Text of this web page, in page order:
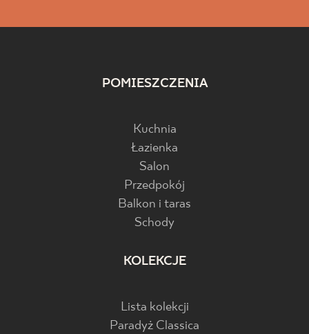
POMIESZCZENIA
Kuchnia
Łazienka
Salon
Przedpokój
Balkon i taras
Schody
KOLEKCJE
Lista kolekcji
Paradyż Classica